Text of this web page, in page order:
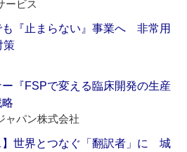
ービス
も『止まらない』事業へ 非常用
策
ー『FSPで変える臨床開発の生産
ャパン株式会社
】世界とつなぐ「翻訳者」に 城